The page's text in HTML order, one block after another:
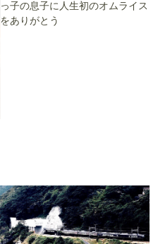
っ子の息子に人生初のオムライス
をありがとう